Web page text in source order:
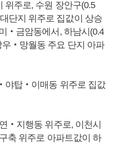
위주로, 수원 장안구(0.5
단지 위주로 집값이 상승
‧금암동에서, 하남시(0.4
우‧망월동 주요 단지 아파
야탑‧이매동 위주로 집값
‧지행동 위주로, 이천시
축 위주로 아파트값이 하